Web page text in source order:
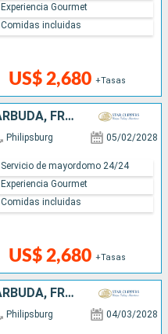
US$ 2,680 +Tasas
Experiencia Gourmet
Comidas incluidas
SAN MARTÍN, , ANTIGUA Y BARBUDA, FRANCIA
Philipsburg 05/02/2028
US$ 2,680 +Tasas
Servicio de mayordomo 24/24
Experiencia Gourmet
Comidas incluidas
SAN MARTÍN, , ANTIGUA Y BARBUDA, FRANCIA
Philipsburg 04/03/2028